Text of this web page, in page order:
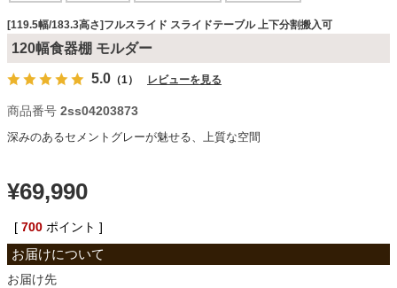
ダイニングテーブル・セット
椅子・チェア
スライドテーブル 上下分割搬入可
[119.5幅/183.3高さ]フルスライド スライドテーブル 上下分割搬入可
120幅食器棚 モルダー
5.0 （1） レビューを見る
商品番号 2ss04203873
深みのあるセメントグレーが魅せる、上質な空間
¥69,990
[ 700 ポイント ]
お届け先